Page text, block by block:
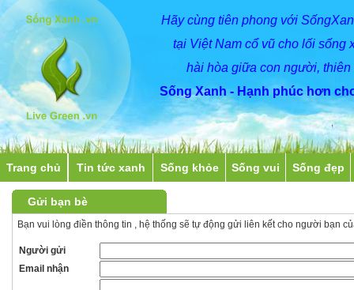
Hãycùng tiên phong với
tại Việt Nam cổ vũ cho lối sống
hài hòa giữa con người, thiên
Sống Xanh - Hạnh phúc hơn
Trang chủ Tin tức xanh Sống khỏe Sống vui Sống đẹp
Gửi bạn bè
Bạn vui lòng điền thông tin , hệ thống sẽ tự động gửi liên kết cho người bạn
Người gửi
Email nhận